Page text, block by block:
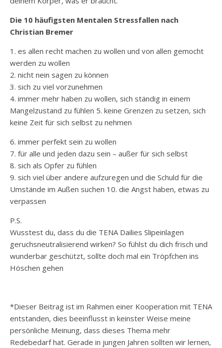
Die 10 häufigsten Mentalen Stressfallen nach
Christian Bremer
1. es allen recht machen zu wollen und von allen gemocht
werden zu wollen
2. nicht nein sagen zu können
3. sich zu viel vorzunehmen
4. immer mehr haben zu wollen, sich ständig in einem
Mangelzustand zu fühlen 5. keine Grenzen zu setzen, sich
keine Zeit für sich selbst zu nehmen
6. immer perfekt sein zu wollen
7. für alle und jeden dazu sein – außer für sich selbst
8. sich als Opfer zu fühlen
9. sich viel über andere aufzuregen und die Schuld für die
Umstände im Außen suchen 10. die Angst haben, etwas zu
verpassen
P.S.
Wusstest du, dass du die TENA Dailies Slipeinlagen
geruchsneutralisierend wirken? So fühlst du dich frisch und
wunderbar geschützt, sollte doch mal ein Tröpfchen ins
Höschen gehen
*Dieser Beitrag ist im Rahmen einer Kooperation mit TENA
entstanden, dies beeinflusst in keinster Weise meine
persönliche Meinung, dass dieses Thema mehr
Redebedarf hat. Gerade in jungen Jahren sollten wir lernen,